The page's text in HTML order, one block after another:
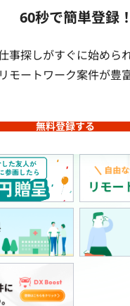
60秒で簡単登録！
事探しがすぐに始められ
モートワーク案件が豊
無料登録する